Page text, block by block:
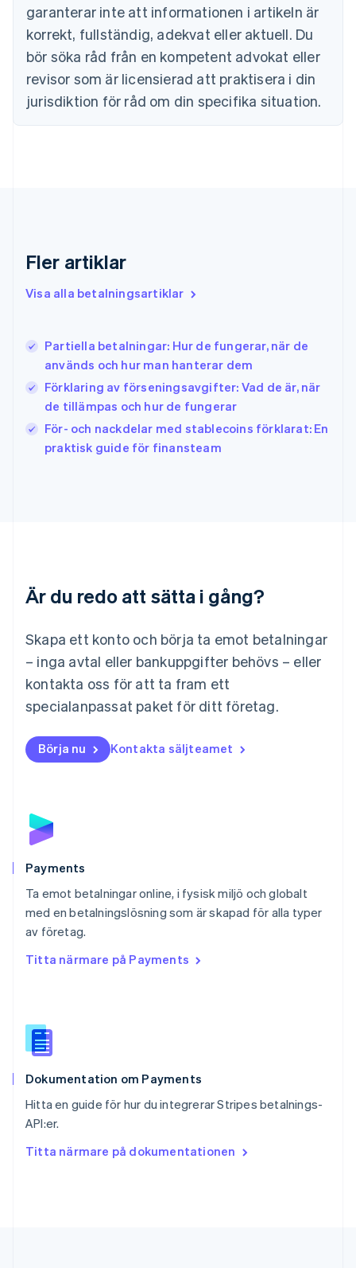
garanterar inte att informationen i artikeln är
korrekt, fullständig, adekvat eller aktuell. Du
bör söka råd från en kompetent advokat eller
revisor som är licensierad att praktisera i din
jurisdiktion för råd om din specifika situation.
Fler artiklar
Visa alla betalningsartiklar
Partiella betalningar: Hur de fungerar, när de
används och hur man hanterar dem
Förklaring av förseningsavgifter: Vad de är, när
de tillämpas och hur de fungerar
För- och nackdelar med stablecoins förklarat: En
praktisk guide för finansteam
Är du redo att sätta i gång?
Skapa ett konto och börja ta emot betalningar
– inga avtal eller bankuppgifter behövs – eller
kontakta oss för att ta fram ett
specialanpassat paket för ditt företag.
Börja nu Kontakta säljteamet
Payments
Ta emot betalningar online, i fysisk miljö och globalt
med en betalningslösning som är skapad för alla typer
av företag.
Titta närmare på Payments
Dokumentation om Payments
Hitta en guide för hur du integrerar Stripes betalnings-
API:er.
Titta närmare på dokumentationen
Estland
Fastlandskina
简体中文English
Finland
English Svenska
Frankrike
简体中文
Indien
Irland
ItalianoEnglish
Japan
日本語 English
EnglishFrançais
Kroatien
EnglishItaliano
Malaysia
English
Mexiko
Nederländerna
NederlandsEnglish
English
Nya Zeeland
Portugal
Português
English
DeutschFrançaisItalianoEnglish
Singapore
English简体中文
English
Español
Storbritannien
Sverige
Thailand
ไทย
English